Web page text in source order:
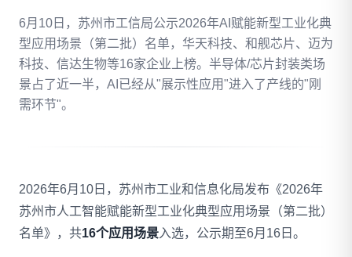
拨打 18020275753
免费自评
6月10日，苏州市工信局公示2026年AI赋能新型工业化典
型应用场景（第二批）名单，华天科技、和舰芯片、迈为
科技、信达生物等16家企业上榜。半导体/芯片封装类场
景占了近一半，AI已经从"展示性应用"进入了产线的"刚
需环节"。
2026年6月10日，苏州市工业和信息化局发布《2026年
苏州市人工智能赋能新型工业化典型应用场景（第二批）
名单》，共16个应用场景入选，公示期至6月16日。